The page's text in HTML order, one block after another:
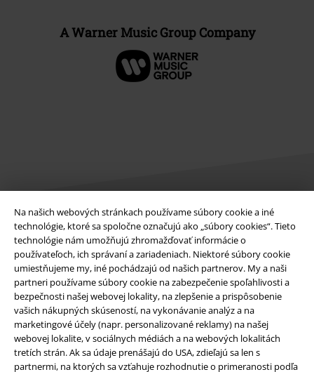
Na našich webových stránkach používame súbory cookie a iné
technológie, ktoré sa spoločne označujú ako „súbory cookies“. Tieto
technológie nám umožňujú zhromažďovať informácie o
používateľoch, ich správaní a zariadeniach. Niektoré súbory cookie
umiestňujeme my, iné pochádzajú od našich partnerov. My a naši
partneri používame súbory cookie na zabezpečenie spoľahlivosti a
bezpečnosti našej webovej lokality, na zlepšenie a prispôsobenie
vašich nákupných skúseností, na vykonávanie analýz a na
marketingové účely (napr. personalizované reklamy) na našej
webovej lokalite, v sociálnych médiách a na webových lokalitách
tretích strán. Ak sa údaje prenášajú do USA, zdieľajú sa len s
partnermi, na ktorých sa vzťahuje rozhodnutie o primeranosti podľa
A Warner Music Group Company
Právne informácie
Podmienky
Imprint
Ochrana osobných údajov
Likvidácia odpadu a ochrana životného prostredia